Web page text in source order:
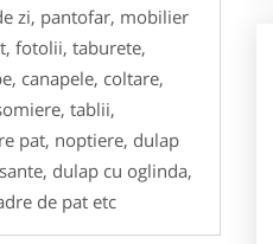
zi, pantofar, mobilier
fotolii, taburete,
canapele, coltare,
tablii,
pat, noptiere, dulap
dulap cu oglinda,
de pat etc